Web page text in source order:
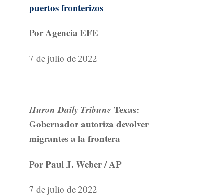
puertos fronterizos
Por Agencia EFE
7 de julio de 2022
Huron Daily Tribune Texas:
Gobernador autoriza devolver
migrantes a la frontera
Por Paul J. Weber / AP
7 de julio de 2022